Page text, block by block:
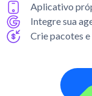
Aplicativo
Integre sua
Crie pacotes